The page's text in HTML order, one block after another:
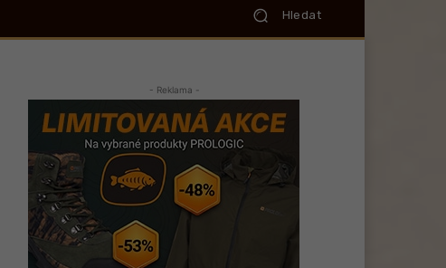
Hledat
- Reklama -